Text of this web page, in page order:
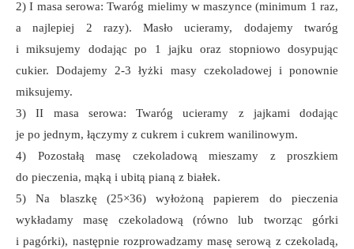
2) I masa serowa: Twaróg mielimy w maszynce (minimum 1 raz,
a najlepiej 2 razy). Masło ucieramy, dodajemy twaróg
i miksujemy dodając po 1 jajku oraz stopniowo dosypując
cukier. Dodajemy 2-3 łyżki masy czekoladowej i ponownie
miksujemy.
3) II masa serowa: Twaróg ucieramy z jajkami dodając
je po jednym, łączymy z cukrem i cukrem wanilinowym.
4) Pozostałą masę czekoladową mieszamy z proszkiem
do pieczenia, mąką i ubitą pianą z białek.
5) Na blaszkę (25×36) wyłożoną papierem do pieczenia
wykładamy masę czekoladową (równo lub tworząc górki
i pagórki), następnie rozprowadzamy masę serową z czekoladą,